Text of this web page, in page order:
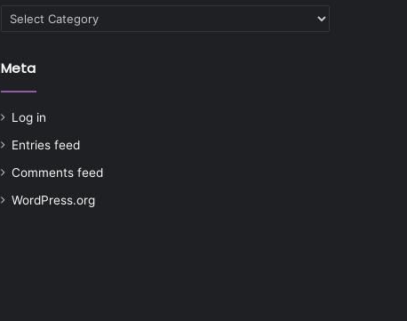
Categories
Meta
Log in
Entries feed
Comments feed
WordPress.org